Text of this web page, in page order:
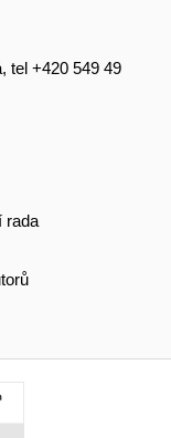
tel +420 549 49
rada